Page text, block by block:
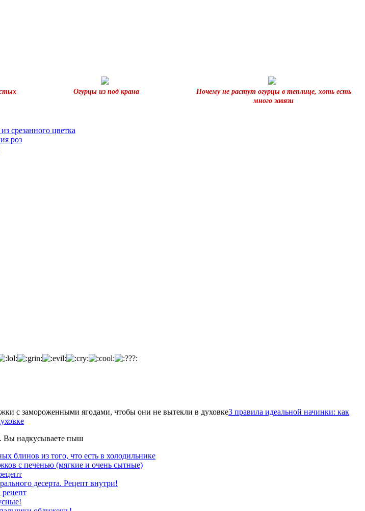
Огурцы из под крана
Почему не растут огурцы в теплице, хоть есть
много завязи
срезанного цветка
роз
3 правила идеальной начинки: как
Вы надкусываете пыш
блинов из того, что есть в холодильнике
с печенью (мягкие и очень сытные)
десерта. Рецепт внутри!